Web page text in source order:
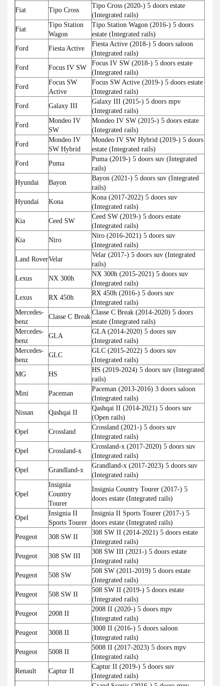
Fiat
Tipo Cross
Tipo Cross (2020-) 5 doors estate
(Integrated rails)
Fiat
Tipo Station
Wagon
Tipo Station Wagon (2016-) 5 doors
estate (Integrated rails)
Ford
Fiesta Active
Fiesta Active (2018-) 5 doors saloon
(Integrated rails)
Ford
Focus IV SW
Focus IV SW (2018-) 5 doors estate
(Integrated rails)
Ford
Focus SW
Active
Focus SW Active (2019-) 5 doors estate
(Integrated rails)
Ford
Galaxy III
Galaxy III (2015-) 5 doors mpv
(Integrated rails)
Ford
Mondeo IV
SW
Mondeo IV SW (2015-) 5 doors estate
(Integrated rails)
Ford
Mondeo IV
SW Hybrid
Mondeo IV SW Hybrid (2019-) 5 doors
estate (Integrated rails)
Ford
Puma
Puma (2019-) 5 doors suv (Integrated
rails)
Hyundai
Bayon
Bayon (2021-) 5 doors suv (Integrated
rails)
Hyundai
Kona
Kona (2017-2022) 5 doors suv
(Integrated rails)
Kia
Ceed SW
Ceed SW (2019-) 5 doors estate
(Integrated rails)
Kia
Niro
Niro (2016-2021) 5 doors suv
(Integrated rails)
Land RoverVelar
Velar (2017-) 5 doors suv (Integrated
rails)
Lexus
NX 300h
NX 300h (2015-2021) 5 doors suv
(Integrated rails)
Lexus
RX 450h
RX 450h (2016-) 5 doors suv
(Integrated rails)
Mercedes-
benz
Classe C Break
Classe C Break (2014-2020) 5 doors
estate (Integrated rails)
Mercedes-
benz
GLA
GLA (2014-2020) 5 doors suv
(Integrated rails)
Mercedes-
benz
GLC
GLC (2015-2022) 5 doors suv
(Integrated rails)
MG
HS
HS (2019-2024) 5 doors suv (Integrated
rails)
Mini
Paceman
Paceman (2013-2016) 3 doors saloon
(Integrated rails)
Nissan
Qashqai II
Qashqai II (2014-2021) 5 doors suv
(Open rails)
Opel
Crossland
Crossland (2021-) 5 doors suv
(Integrated rails)
Opel
Crossland-x
Crossland-x (2017-2020) 5 doors suv
(Integrated rails)
Opel
Grandland-x
Grandland-x (2017-2023) 5 doors suv
(Integrated rails)
Opel
Insignia
Country
Tourer
Insignia Country Tourer (2017-) 5
doors estate (Integrated rails)
Opel
Insignia II
Sports Tourer
Insignia II Sports Tourer (2017-) 5
doors estate (Integrated rails)
Peugeot
308 SW II
308 SW II (2014-2021) 5 doors estate
(Integrated rails)
Peugeot
308 SW III
308 SW III (2021-) 5 doors estate
(Integrated rails)
Peugeot
508 SW
508 SW (2011-2019) 5 doors estate
(Integrated rails)
Peugeot
508 SW II
508 SW II (2019-) 5 doors estate
(Integrated rails)
Peugeot
2008 II
2008 II (2020-) 5 doors mpv
(Integrated rails)
Peugeot
3008 II
3008 II (2016-) 5 doors saloon
(Integrated rails)
Peugeot
5008 II
5008 II (2017-2023) 5 doors mpv
(Integrated rails)
Renault
Captur II
Captur II (2019-) 5 doors suv
(Integrated rails)